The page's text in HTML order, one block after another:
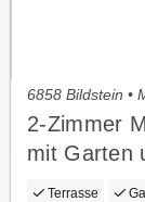
6858 Bildstein •
2-Zimmer
mit Garten
Terrasse